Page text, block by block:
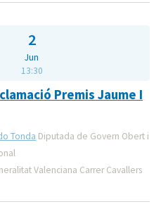
2
Jun
13:30
Premis Jaume I
Tonda Diputada de Govern Obert i
Valenciana Carrer Cavallers